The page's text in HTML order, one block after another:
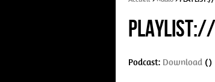
Podcast: Download ()